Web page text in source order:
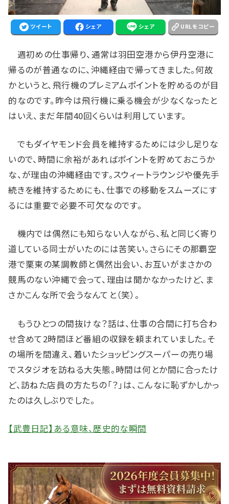
ツイート シェア シェア URLをコピー
週初めの仕事帰り、通常は羽田空港から伊丹空港に
帰るのが普通なのに、沖縄経由で帰ってきました。何故
かというと、飛行機のプレミアムポイントを貯めるのが目
的なのです。昨今は飛行機に乗る機会が少なくなったと
はいえ、まだ年間40回くらいは利用しています。
でもダイヤモンド会員を維持するためには少し足りな
いので、時間に余裕があればポイントを貯めておこうか
な、が理由の沖縄経由です。スウィートラウンジや優先手
続きを維持するためにも、仕事での移動をスムーズにす
るには重要で必要不可欠なのです。
機内では偶然にも知らない人ながら、私と同じく寄り
道している同士がいたのには苦笑い。さらにその那覇空
港で栗東の某調教師と偶然出会い、お互いがまさかの
競馬のない沖縄で会って、理由は聞かなかったけど、ま
さかこんな所で会うなんてと（笑）。
もうひとつの間抜けな？話は、仕事の合間に打ち合わ
せ含めて2時間ほど番組の収録を頼まれていました。そ
の場所を間違え、着いたショッピングスーパーの売り場
でスタジオを訪ねる大失態。時間は何とか間に合ったけ
ど、訪ねた店員の方たちの「？」は、こんなに恥ずかしかっ
たのは久しぶりでした。
【武豊日記】ある意味、歴史的な瞬間